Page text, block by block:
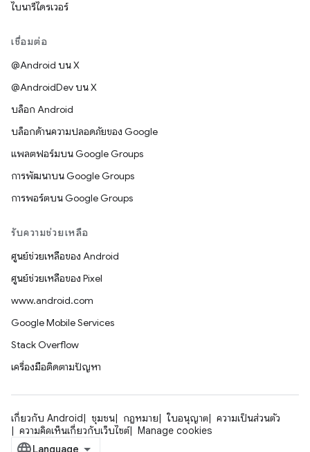
ไบนารีไดรเวอร์
เชื่อมต่อ
@Android บน X
@AndroidDev บน X
บล็อก Android
บล็อกด้านความปลอดภัยของ Google
แพลตฟอร์มบน Google Groups
การพัฒนาบน Google Groups
การพอร์ตบน Google Groups
รับความช่วยเหลือ
ศูนย์ช่วยเหลือของ Android
ศูนย์ช่วยเหลือของ Pixel
www.android.com
Google Mobile Services
Stack Overflow
เครื่องมือติดตามปัญหา
เกี่ยวกับ Android ชุมชน กฎหมาย ใบอนุญาต
ความเป็นส่วนตัว
ความคิดเห็นเกี่ยวกับเว็บไซต์
Manage cookies